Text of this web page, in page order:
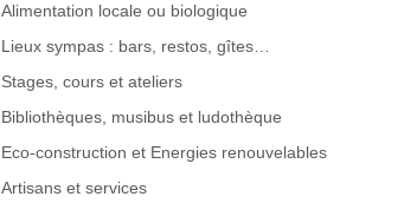
Alimentation locale ou biologique
Lieux sympas : bars, restos, gîtes…
Stages, cours et ateliers
Bibliothèques, musibus et ludothèque
Eco-construction et Energies renouvelables
Artisans et services